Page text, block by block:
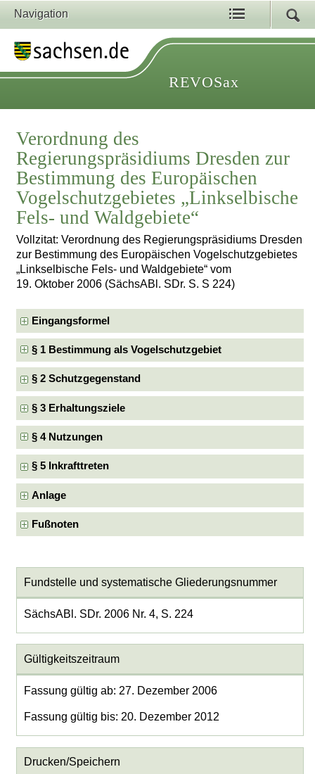
Navigation
REVOSax
Verordnung des
Regierungspräsidiums Dresden zur
Bestimmung des Europäischen
Vogelschutzgebietes „Linkselbische
Fels- und Waldgebiete“
Vollzitat: Verordnung des Regierungspräsidiums Dresden
zur Bestimmung des Europäischen Vogelschutzgebietes
„Linkselbische Fels- und Waldgebiete“ vom
19. Oktober 2006 (SächsABl. SDr. S. S 224)
Eingangsformel
§ 1 Bestimmung als Vogelschutzgebiet
§ 2 Schutzgegenstand
§ 3 Erhaltungsziele
§ 4 Nutzungen
§ 5 Inkrafttreten
Anlage
Fußnoten
Fundstelle und systematische Gliederungsnummer
SächsABl. SDr. 2006 Nr. 4, S. 224
Gültigkeitszeitraum
Fassung gültig ab: 27. Dezember 2006
Fassung gültig bis: 20. Dezember 2012
Drucken/Speichern